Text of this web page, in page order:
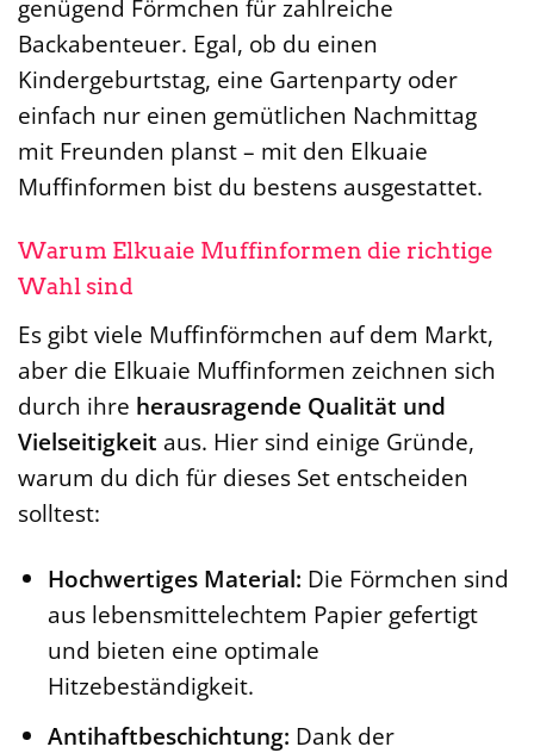
genügend Förmchen für zahlreiche
Backabenteuer. Egal, ob du einen
Kindergeburtstag, eine Gartenparty oder
einfach nur einen gemütlichen Nachmittag
mit Freunden planst – mit den Elkuaie
Muffinformen bist du bestens ausgestattet.
Warum Elkuaie Muffinformen die richtige
Wahl sind
Es gibt viele Muffinförmchen auf dem Markt,
aber die Elkuaie Muffinformen zeichnen sich
durch ihre herausragende Qualität und
Vielseitigkeit aus. Hier sind einige Gründe,
warum du dich für dieses Set entscheiden
solltest:
Hochwertiges Material: Die Förmchen sind
aus lebensmittelechtem Papier gefertigt
und bieten eine optimale
Hitzebeständigkeit.
Antihaftbeschichtung: Dank der